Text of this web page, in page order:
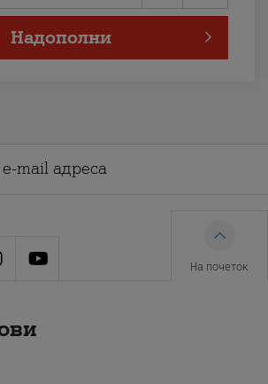
Надополни
На почеток